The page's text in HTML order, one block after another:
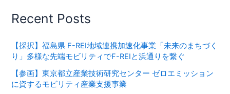
Recent Posts
【採択】福島県 F-REI地域連携加速化事業「未来のまちづく
り」多様な先端モビリティでF-REIと浜通りを繋ぐ
【参画】東京都立産業技術研究センター ゼロエミッション
に資するモビリティ産業支援事業